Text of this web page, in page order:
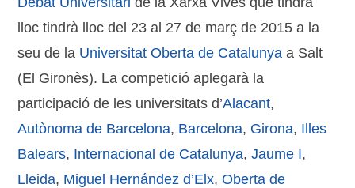
lloc tindrà lloc del 23 al 27 de març de 2015 a la
seu de la Universitat Oberta de Catalunya a Salt
(El Gironès). La competició aplegarà la
participació de les universitats d’Alacant,
Autònoma de Barcelona, Barcelona, Girona, Illes
Balears, Internacional de Catalunya,Jaume I,
Lleida, Miguel Hernández d’Elx,Oberta de